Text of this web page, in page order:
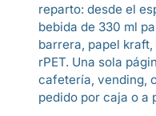
reparto: desde el
bebida de 330 ml
barrera, papel
rPET. Una sola
cafetería, vending,
pedido por caja o a